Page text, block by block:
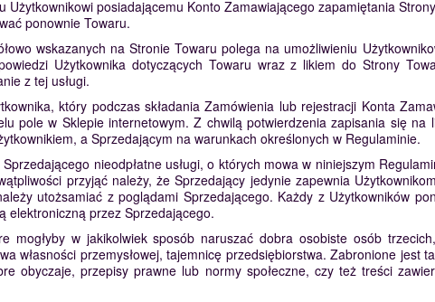
Użytkownikowi posiadającemu Konto Zamawiającego zapamiętania
ponownie Towaru.
wskazanych na Stronie Towaru polega na umożliwieniu
Użytkownika dotyczących Towaru wraz z likiem do Strony
z tej usługi.
który podczas składania Zamówienia lub rejestracji Konta
pole w Sklepie internetowym. Z chwilą potwierdzenia zapisania się na
a Sprzedającym na warunkach określonych w Regulaminie.
nieodpłatne usługi, o których mowa w niniejszym
przyjąć należy, że Sprzedający jedynie zapewnia
utożsamiać z poglądami Sprzedającego. Każdy z Użytkowników
elektroniczną przez Sprzedającego.
mogłyby w jakikolwiek sposób naruszać dobra osobiste osób
własności przemysłowej, tajemnicę przedsiębiorstwa. Zabronione jest
obyczaje, przepisy prawne lub normy społeczne, czy też treści